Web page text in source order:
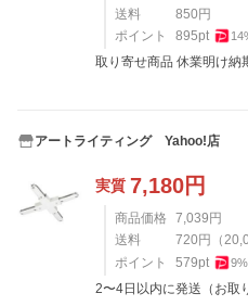
送料 850円
ポイント
895pt 14
取り寄せ商品 休業明け納
アートライティング Yahoo!店
実質 7,180円
商品価格 7,039円
送料
720円 （
ポイント
579pt 9%
2〜4日以内に発送（お取